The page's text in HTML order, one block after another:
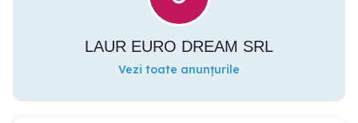
LAUR EURO DREAM SRL
Vezi toate anunțurile